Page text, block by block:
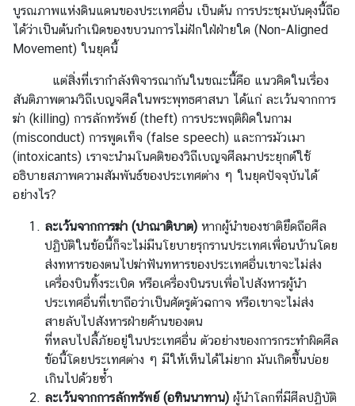
บูรณภาพแห่งดินแดนของประเทศอื่น เป็นต้น การประชุมบันดุงนี้ถือ
ได้ว่าเป็นต้นกำเนิดของขบวนการไม่ฝักใฝ่ฝ่ายใด (Non-Aligned
Movement) ในยุคนี้
แต่สิ่งที่เรากำลังพิจารณากันในขณะนี้คือ แนวคิดในเรื่อง
สันติภาพตามวิถีเบญจศีลในพระพุทธศาสนา ได้แก่ ละเว้นจากการ
ฆ่า (killing) การลักทรัพย์ (theft) การประพฤติผิดในกาม
(misconduct) การพูดเท็จ (false speech) และการมัวเมา
(intoxicants) เราจะนำมโนคติของวิถีเบญจศีลมาประยุกต์ใช้
อธิบายสภาพความสัมพันธ์ของประเทศต่าง ๆ ในยุคปัจจุบันได้
อย่างไร?
ละเว้นจากการฆ่า (ปาณาติบาต) หากผู้นำของชาติยึดถือศีล
ปฏิบัติในข้อนี้ก็จะไม่มีนโยบายรุกรานประเทศเพื่อนบ้านโดย
ส่งทหารของตนไปฆ่าฟันทหารของประเทศอื่นเขาจะไม่ส่ง
เครื่องบินทิ้งระเบิด หรือเครื่องบินรบเพื่อไปสังหารผู้นำ
ประเทศอื่นที่เขาถือว่าเป็นศัตรูตัวฉกาจ หรือเขาจะไม่ส่ง
สายลับไปสังหารฝ่ายค้านของตน
ที่หลบไปลี้ภัยอยู่ในประเทศอื่น ตัวอย่างของการกระทำผิดศีล
ข้อนี้โดยประเทศต่าง ๆ มีให้เห็นได้ไม่ยาก มันเกิดขึ้นบ่อย
เกินไปด้วยซ้ำ
ละเว้นจากการลักทรัพย์ (อทินนาทาน) ผู้นำโลกที่มีศีลปฏิบัติ